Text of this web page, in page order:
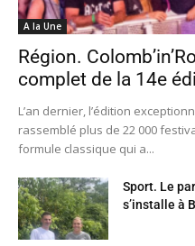
A la Une
Région.
complet de la 14e
L’an dernier, l’édition
rassemblé plus de 22 000
formule classique qui a...
Sport. Le
s’installe à